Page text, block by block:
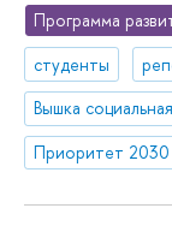
Программа
студенты
Вышка социальная
Приоритет 2030